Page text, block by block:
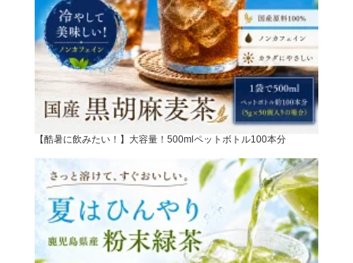
【酷暑に飲みたい！】大容量！500mlペットボトル100本分